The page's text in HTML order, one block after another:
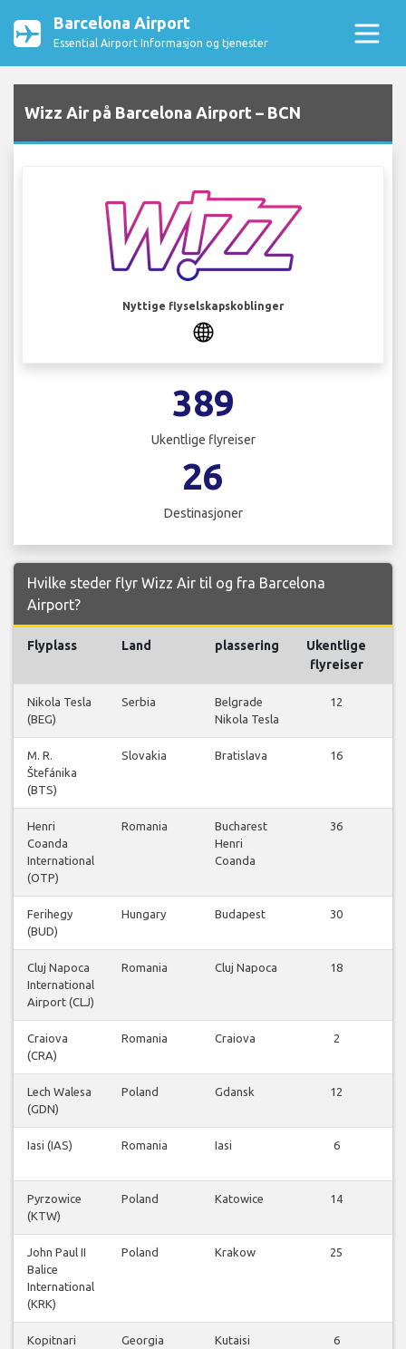
Barcelona Airport
Essential Airport Informasjon og tjenester
Wizz Air på Barcelona Airport – BCN
Nyttige flyselskapskoblinger
389
Ukentlige flyreiser
26
Destinasjoner
Hvilke steder flyr Wizz Air til og fra Barcelona
Airport?
Flyplass Land plassering
Ukentlige
flyreiser
Nikola Tesla
(BEG)
Serbia
Belgrade
Nikola Tesla
12
M. R.
Štefánika
(BTS)
Slovakia Bratislava
16
Henri
Coanda
International
(OTP)
Romania
Bucharest
Henri
Coanda
36
Ferihegy
(BUD)
Hungary Budapest
30
Cluj Napoca
International
Airport (CLJ)
Romania Cluj Napoca
18
Craiova
(CRA)
Romania Craiova
2
Lech Walesa
(GDN)
Poland Gdansk
12
Iasi (IAS) Romania Iasi
6
Pyrzowice
(KTW)
Poland Katowice
14
John Paul II
Balice
International
(KRK)
Poland Krakow
25
Kopitnari
Georgia Kutaisi
6